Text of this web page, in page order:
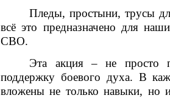
Пледы, простыни, трусы
всё это предназначено для
СВО.
Эта акция – не
поддержку боевого духа. В
вложены не только навыки, но